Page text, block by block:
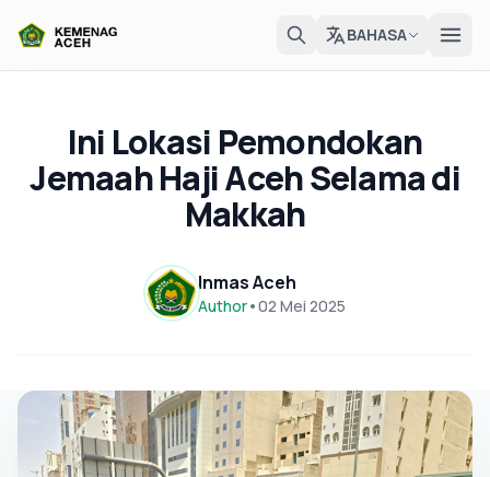
BAHASA
Ini Lokasi Pemondokan
Jemaah Haji Aceh Selama di
Makkah
Inmas Aceh
Author•02 Mei 2025